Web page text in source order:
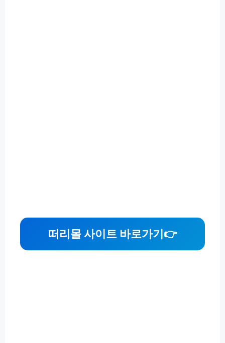
떠리몰 사이트 바로가기👉